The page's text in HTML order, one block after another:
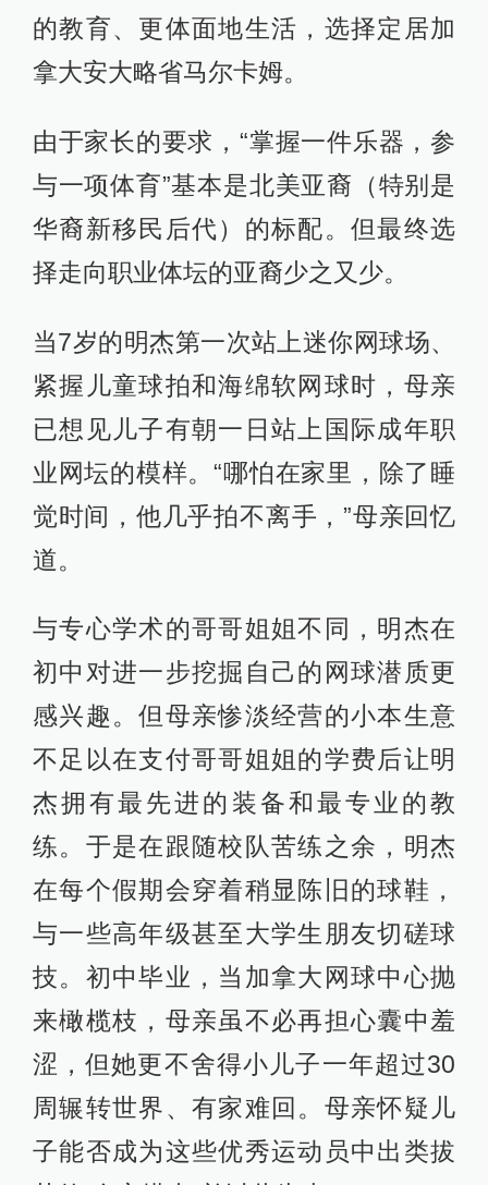
的教育、更体面地生活，选择定居加
拿大安大略省马尔卡姆。
由于家长的要求，“掌握一件乐器，参
与一项体育”基本是北美亚裔（特别是
华裔新移民后代）的标配。但最终选
择走向职业体坛的亚裔少之又少。
当7岁的明杰第一次站上迷你网球场、
紧握儿童球拍和海绵软网球时，母亲
已想见儿子有朝一日站上国际成年职
业网坛的模样。“哪怕在家里，除了睡
觉时间，他几乎拍不离手，”母亲回忆
道。
与专心学术的哥哥姐姐不同，明杰在
初中对进一步挖掘自己的网球潜质更
感兴趣。但母亲惨淡经营的小本生意
不足以在支付哥哥姐姐的学费后让明
杰拥有最先进的装备和最专业的教
练。于是在跟随校队苦练之余，明杰
在每个假期会穿着稍显陈旧的球鞋，
与一些高年级甚至大学生朋友切磋球
技。初中毕业，当加拿大网球中心抛
来橄榄枝，母亲虽不必再担心囊中羞
涩，但她更不舍得小儿子一年超过30
周辗转世界、有家难回。母亲怀疑儿
子能否成为这些优秀运动员中出类拔